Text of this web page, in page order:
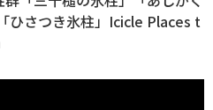
ひさつき氷柱」Icicle Places t